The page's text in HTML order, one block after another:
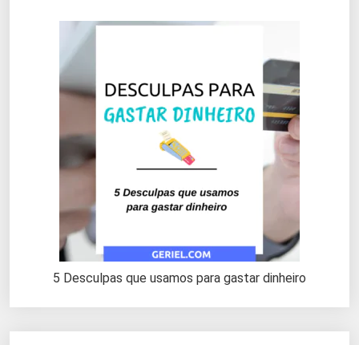
5 Desculpas que usamos para gastar dinheiro